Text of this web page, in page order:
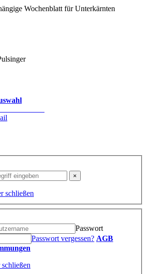
Wochenblatt für Unterkärnten
schließen
Passwort
Passwort vergessen? AGB
schließen